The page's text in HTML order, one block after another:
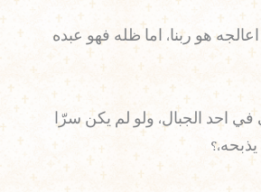
هو ربنا، اما ظله فهو عبده
في احد الجبال، ولو لم يكن سرّا